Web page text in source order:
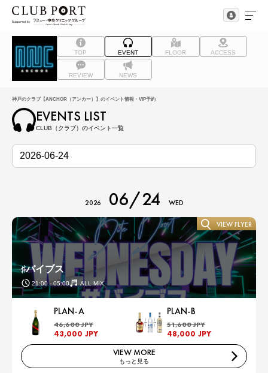
TOP EVENT FLOOR ACCESS
REVIEW NEWS
神戸のクラブ【ANCHOR（アンカー）】のイベント情報・VIP予約
EVENTS LIST
CLUB（クラブ）のイベント一覧
2026 06/24 WED
♯バイブス
21:00 - 05:00 ALL MIX
VIEW FLYER
PLAN-A
46,600 JPY
43,000 JPY
PLAN-B
51,600 JPY
48,000 JPY
VIEW MORE
もっと見る